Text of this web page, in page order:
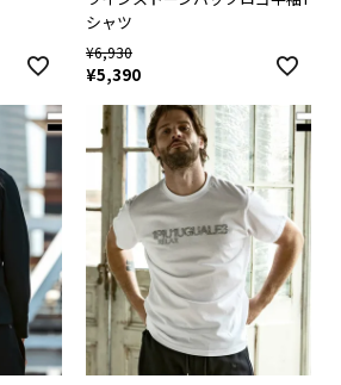
シャツ
¥6,930
¥5,390